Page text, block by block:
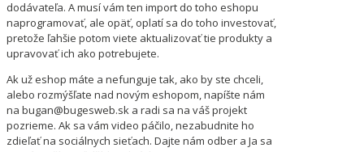
dodávateľa. A musí vám ten import do toho eshopu
naprogramovať, ale opäť, oplatí sa do toho investovať,
pretože ľahšie potom viete aktualizovať tie produkty a
upravovať ich ako potrebujete.
Ak už eshop máte a nefunguje tak, ako by ste chceli,
alebo rozmýšľate nad novým eshopom, napíšte nám
na bugan@bugesweb.sk a radi sa na váš projekt
pozrieme. Ak sa vám video páčilo, nezabudnite ho
zdieľať na sociálnych sieťach. Dajte nám odber a Ja sa